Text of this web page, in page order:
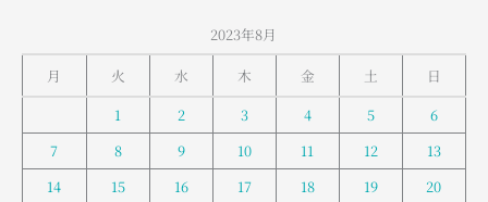
2023年8月
月
火 水 木 金 土
日
1
2 3 4 5
6
7
8 9 10 11 12
13
14
15 16 17 18 19
20